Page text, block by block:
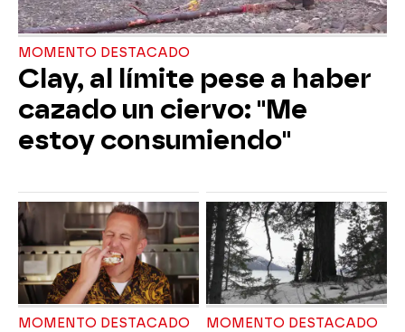
MOMENTO DESTACADO
Clay, al límite pese a haber
cazado un ciervo: "Me
estoy consumiendo"
MOMENTO DESTACADO MOMENTO DESTACADO